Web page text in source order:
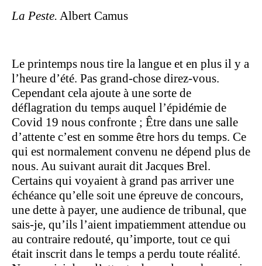
La Peste. Albert Camus
Le printemps nous tire la langue et en plus il y a
l’heure d’été. Pas grand-chose direz-vous.
Cependant cela ajoute à une sorte de
déflagration du temps auquel l’épidémie de
Covid 19 nous confronte ; Être dans une salle
d’attente c’est en somme être hors du temps. Ce
qui est normalement convenu ne dépend plus de
nous. Au suivant aurait dit Jacques Brel.
Certains qui voyaient à grand pas arriver une
échéance qu’elle soit une épreuve de concours,
une dette à payer, une audience de tribunal, que
sais-je, qu’ils l’aient impatiemment attendue ou
au contraire redouté, qu’importe, tout ce qui
était inscrit dans le temps a perdu toute réalité.